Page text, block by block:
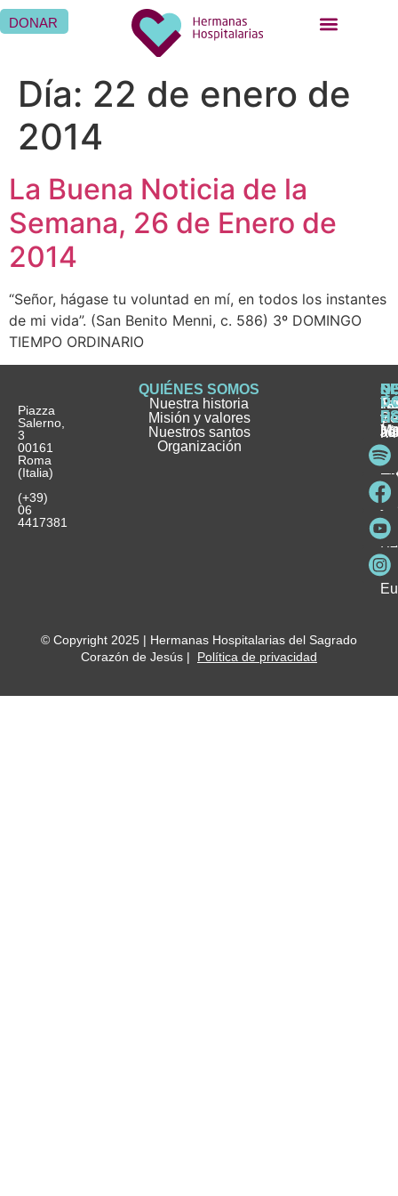
DONAR
Día: 22 de enero de
2014
La Buena Noticia de la
Semana, 26 de Enero de
2014
“Señor, hágase tu voluntad en mí, en todos los instantes
de mi vida”. (San Benito Menni, c. 586) 3º DOMINGO
TIEMPO ORDINARIO
Piazza
Salerno,
3
00161
Roma
(Italia)
(+39)
06
4417381
QUIÉNES SOMOS
Nuestra historia
Misión y valores
Nuestros santos
Organización
e
y
y
© Copyright 2025 | Hermanas Hospitalarias del Sagrado
Corazón de Jesús | Política de privacidad